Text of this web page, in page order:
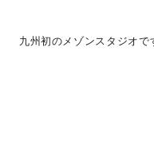
九州初のメゾンスタジオで